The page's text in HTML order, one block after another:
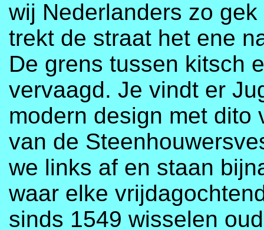
wij Nederlanders zo
trekt de straat het ene
De grens tussen kitsch
vervaagd. Je vindt er
modern design met dito
van de
we links af en staan
waar elke
sinds 1549 wisselen